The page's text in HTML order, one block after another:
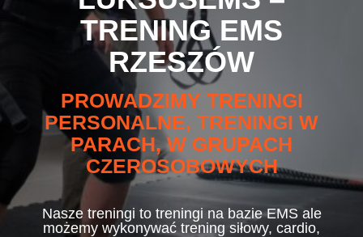
TRENING EMS
RZESZÓW
PROWADZIMY TRENINGI
PERSONALNE, TRENINGI W
PARACH, W GRUPACH
CZEROSOBOWYCH
Nasze treningi to treningi na bazie EMS ale
możemy wykonywać trening siłowy, cardio,